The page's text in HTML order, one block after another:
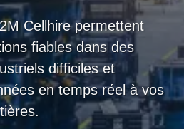
Cellhire permettent
fiables dans des
difficiles et
en temps réel à vos